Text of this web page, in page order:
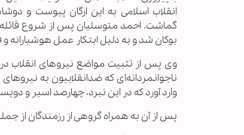
انقلاب اسلامی به این ارگان پیوست و
بوکان شد و به دلیل ابتکار عمل هوشیارانه
وی پس از تثبیت مواضع نیروهای انقلاب در
ناجوانمردانه‌ای که ضدانقلابیون به
وارد آورد که در این نبرد، چهارصد اسیر و
پس از آن به همراه گروهی از رزمندگان